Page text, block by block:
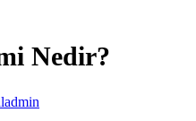
Nedir?